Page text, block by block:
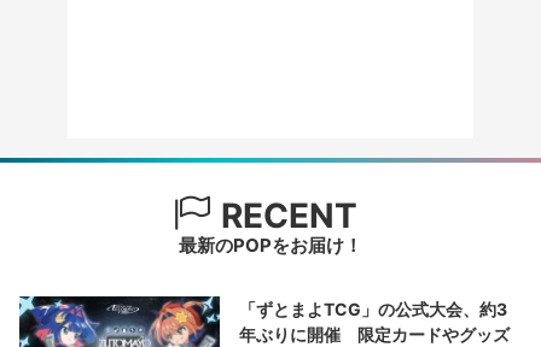
RECENT
最新のPOPをお届け！
「ずとまよTCG」の公式大会、約3
年ぶりに開催 限定カードやグッズ